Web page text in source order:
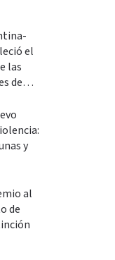
el
las
de
y
al
de